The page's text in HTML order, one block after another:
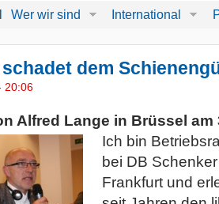
Wer wir sind International
dem
20:06
Alfred Lange in Brüssel am
Ich bin
bei DB
Frankfurt und